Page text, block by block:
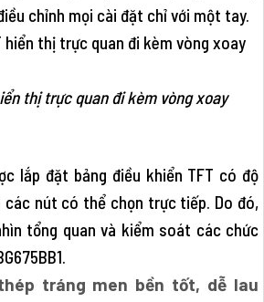
chỉnh mọi cài đặt chỉ với một tay.
thị trực quan đi kèm vòng xoay
lắp đặt bảng điều khiển TFT có độ
nút có thể chọn trực tiếp. Do đó,
tổng quan và kiểm soát các chức
tráng men bền tốt, dễ lau